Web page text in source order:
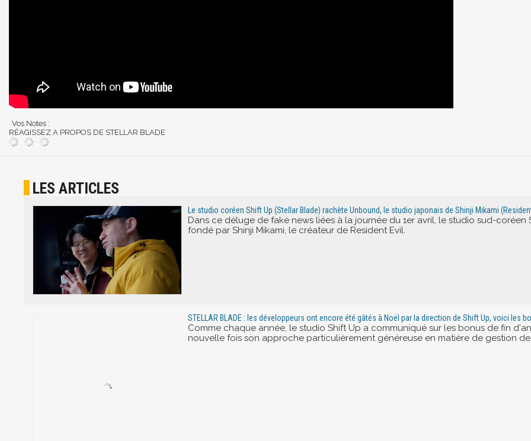
Vos Notes :
RÉAGISSEZ A PROPOS DE STELLAR BLADE
LES ARTICLES
Le studio coréen Shift Up (Stellar Blade) rachète Unbound, le studio japonais de Shinji Mikami
Dans ce déluge de fake news liées à la journée du 1er avril, le studio sud-
fondé par Shinji Mikami, le créateur de Resident Evil.
STELLAR BLADE : les développeurs ont encore été gâtés à Noël par la direction de Shift Up, voici les
Comme chaque année, le studio Shift Up a communiqué sur les bonus de fin
nouvelle fois son approche particulièrement généreuse en matière de gestion